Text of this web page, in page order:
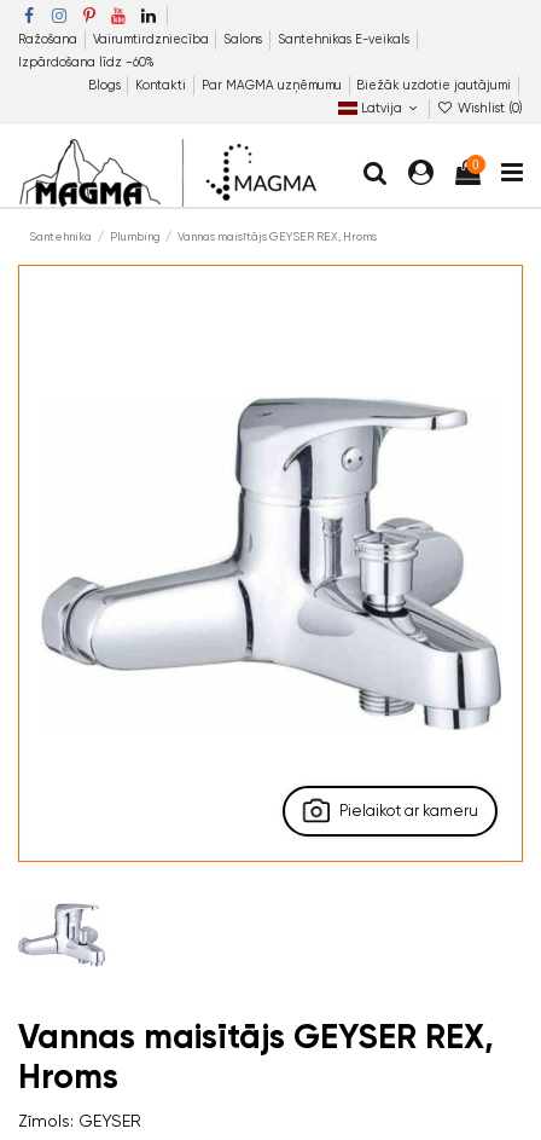
Ražošana Vairumtirdzniecība Salons
Santehnikas E-veikals
Izpārdošana līdz −60%
Blogs
Kontakti Par MAGMA uzņēmumu
Biežāk uzdotie jautājumi
Latvija
Wishlist (0)
0
Santehnika Plumbing Vannas maisītājs GEYSER REX, Hroms
Pielaikot ar kameru
Vannas maisītājs GEYSER REX,
Hroms
Zīmols: GEYSER